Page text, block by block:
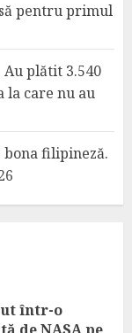
pentru primul
plătit 3.540
la care nu au
filipineză.
într-o
de NASA pe